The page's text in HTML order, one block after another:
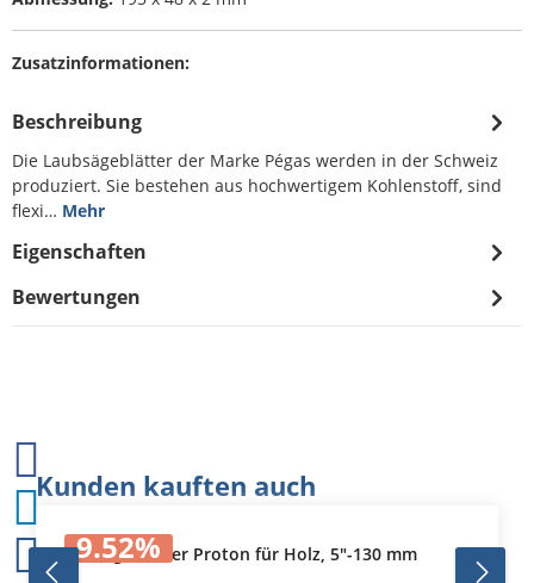
Zusatzinformationen:
Beschreibung
Die Laubsägeblätter der Marke Pégas werden in der Schweiz
produziert. Sie bestehen aus hochwertigem Kohlenstoff, sind
flexi… Mehr
Eigenschaften
Bewertungen
Produktgalerie überspringen
Kunden kauften auch
9.52%
Laubsägeblätter Proton für Holz, 5"-130 mm